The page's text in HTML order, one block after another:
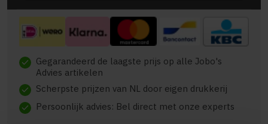
check Gegarandeerd de laagste prijs op alle Jobo's
Advies artikelen
check Scherpste prijzen van NL door eigen drukkerij
check Persoonlijk advies: Bel direct met onze experts